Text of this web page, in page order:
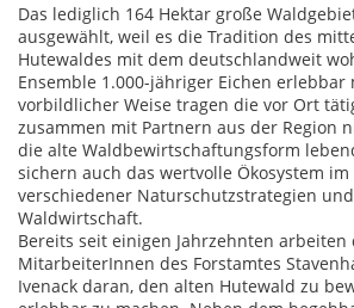
Das lediglich 164 Hektar große
ausgewählt, weil es die Tradition des
Hutewaldes mit dem deutschlandweit
Ensemble 1.000-jähriger Eichen erlebbar
vorbildlicher Weise tragen die vor Ort
zusammen mit Partnern aus der Region
die alte Waldbewirtschaftungsform
sichern auch das wertvolle Ökosystem im
verschiedener Naturschutzstrategien
Waldwirtschaft.
Bereits seit einigen Jahrzehnten arbeiten
MitarbeiterInnen des Forstamtes
Ivenack daran, den alten Hutewald zu